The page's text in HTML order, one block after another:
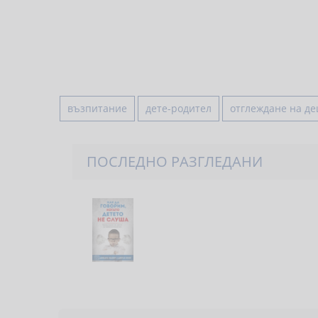
възпитание дете-родител отглеждане на
ПОСЛЕДНО РАЗГЛЕДАНИ